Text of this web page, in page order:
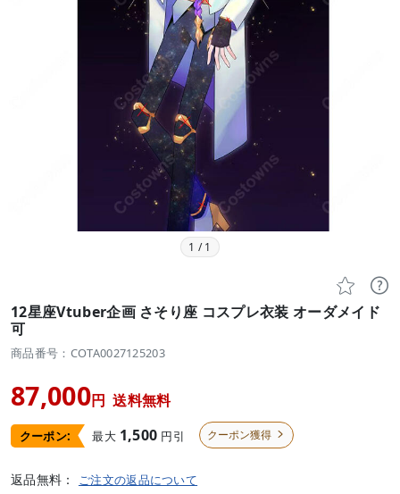
1 /1
 
12星座Vtuber企画 さそり座 コスプレ衣装 オーダメイド
可
商品番号：COTA0027125203
87,000円 送料無料
クーポン: 最大 1,500 円引 クーポン獲得 
返品無料： ご注文の返品について